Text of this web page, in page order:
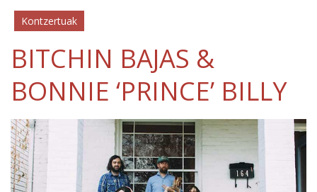
Kontzertuak
BITCHIN BAJAS &
BONNIE ‘PRINCE’ BILLY